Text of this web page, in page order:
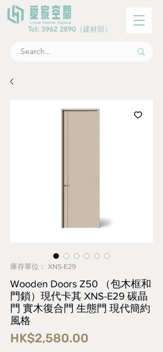
Tel: 3962 2890 （建材部）
庫存單位： XNS-E29
Wooden Doors Z50 （包木框和
門鎖）現代卡其 XNS-E29 碳晶
門 實木復合門 生態門 現代簡約
風格
HK$2,580.00